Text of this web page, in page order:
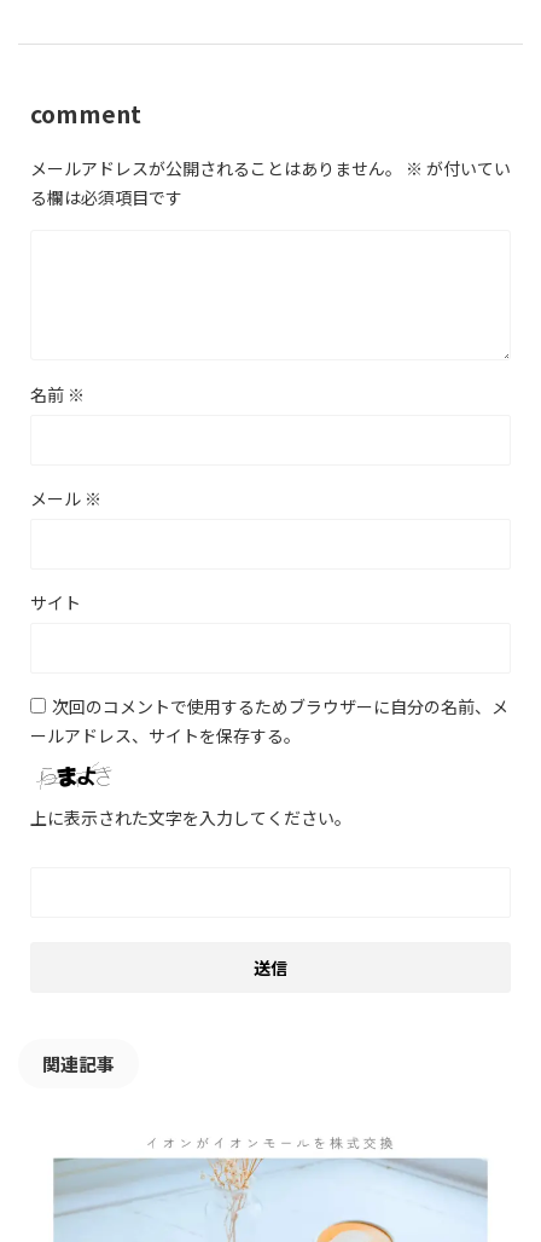
comment
メールアドレスが公開されることはありません。 ※ が付いてい
る欄は必須項目です
名前 ※
メール ※
サイト
次回のコメントで使用するためブラウザーに自分の名前、メ
ールアドレス、サイトを保存する。
上に表示された文字を入力してください。
関連記事